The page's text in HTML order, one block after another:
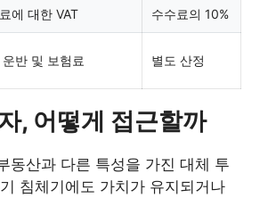
에 대한 VAT 수수료의 10%
운반 및 보험료 별도 산정
, 어떻게 접근할까
동산과 다른 특성을 가진 대체 투
침체기에도 가치가 유지되거나